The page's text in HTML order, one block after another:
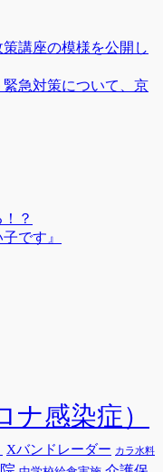
講座の模様を公開し
緊急対策について、京
？
です』
ナ感染症）
Xバンドレーダー カラ水料